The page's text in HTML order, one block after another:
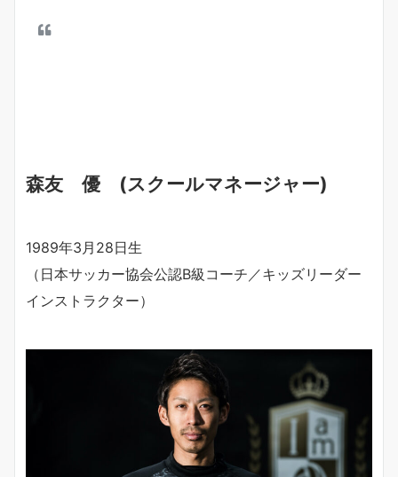
森友 優 (スクールマネージャー)
1989年3月 28日生
（日本サッカー協会公認B級コーチ／キッズリーダー
インストラクター）